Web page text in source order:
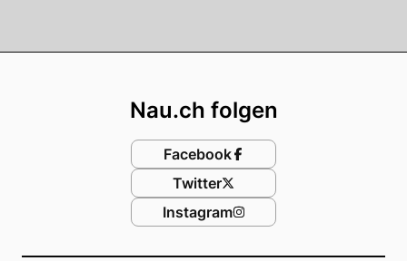
Nau.ch folgen
Facebook
Twitter
Instagram